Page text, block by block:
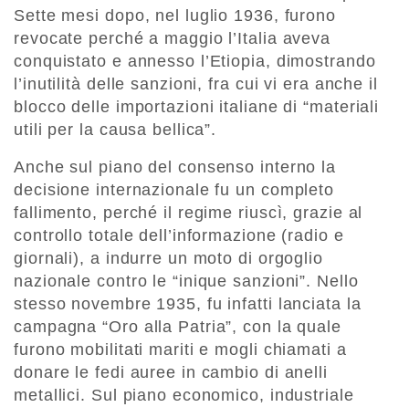
Sette mesi dopo, nel luglio 1936, furono
revocate perché a maggio l’Italia aveva
conquistato e annesso l’Etiopia, dimostrando
l’inutilità delle sanzioni, fra cui vi era anche il
blocco delle importazioni italiane di “materiali
utili per la causa bellica”.
Anche sul piano del consenso interno la
decisione internazionale fu un completo
fallimento, perché il regime riuscì, grazie al
controllo totale dell’informazione (radio e
giornali), a indurre un moto di orgoglio
nazionale contro le “inique sanzioni”. Nello
stesso novembre 1935, fu infatti lanciata la
campagna “Oro alla Patria”, con la quale
furono mobilitati mariti e mogli chiamati a
donare le fedi auree in cambio di anelli
metallici. Sul piano economico, industriale